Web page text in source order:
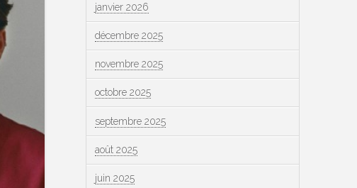
janvier 2026
décembre 2025
novembre 2025
octobre 2025
septembre 2025
août 2025
juin 2025